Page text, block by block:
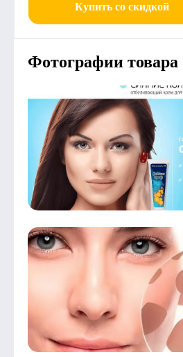
Купить со скидкой
Фотографии товара